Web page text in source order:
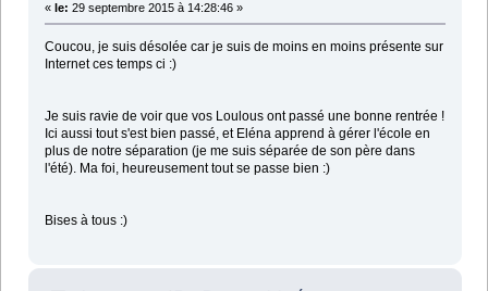
« le: 29 septembre 2015 à 14:28:46 »
Coucou, je suis désolée car je suis de moins en moins présente sur
Internet ces temps ci :)
Je suis ravie de voir que vos Loulous ont passé une bonne rentrée !
Ici aussi tout s'est bien passé, et Eléna apprend à gérer l'école en
plus de notre séparation (je me suis séparée de son père dans
l'été). Ma foi, heureusement tout se passe bien :)
Bises à tous :)